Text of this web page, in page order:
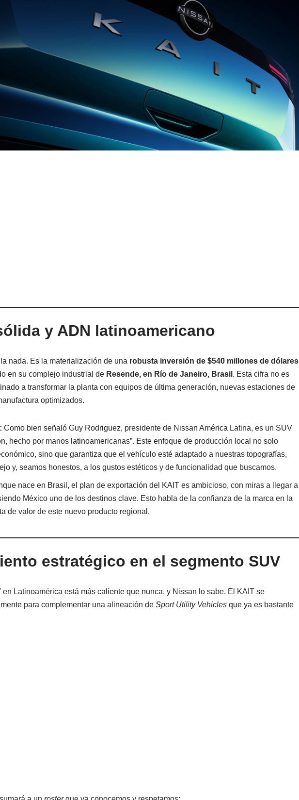
y ADN latinoamericano
nada. Es la materialización de una robusta inversión de $540 millones de dólares
en su complejo industrial de Resende, en Río de Janeiro, Brasil . Esta cifra no es
a transformar la planta con equipos de última generación, nuevas estaciones de
optimizados.
Como bien señaló Guy Rodriguez, presidente de Nissan América Latina, es un SUV
hecho por manos latinoamericanas”. Este enfoque de producción local no solo
sino que garantiza que el vehículo esté adaptado a nuestras topografías,
y, seamos honestos, a los gustos estéticos y de funcionalidad que buscamos.
nace en Brasil, el plan de exportación del KAIT es ambicioso, con miras a llegar a
México uno de los destinos clave. Esto habla de la confianza de la marca en la
de valor de este nuevo producto regional.
estratégico en el segmento SUV
en Latinoamérica está más caliente que nunca, y Nissan lo sabe. El KAIT se
para complementar una alineación de Sport Utility Vehicles que ya es bastante